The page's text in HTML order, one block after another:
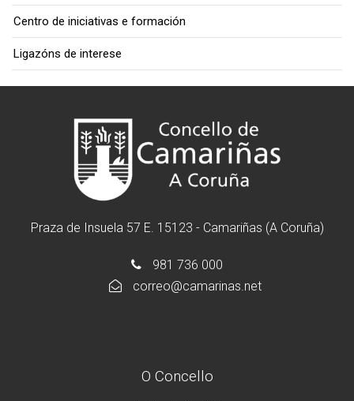
Centro de iniciativas e formación
Ligazóns de interese
Praza de Insuela 57 E. 15123 - Camariñas (A Coruña)
981 736 000
correo@camarinas.net
O Concello